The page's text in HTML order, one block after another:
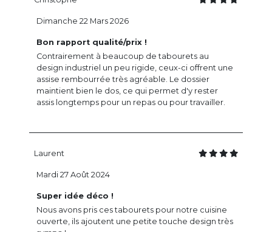
Bon rapport qualité/prix !
Contrairement à beaucoup de tabourets au
design industriel un peu rigide, ceux-ci offrent une
assise rembourrée très agréable. Le dossier
maintient bien le dos, ce qui permet d'y rester
assis longtemps pour un repas ou pour travailler.
Dimanche 22 Mars 2026
Laurent
Super idée déco !
Nous avons pris ces tabourets pour notre cuisine
ouverte, ils ajoutent une petite touche design très
Mardi 27 Août 2024